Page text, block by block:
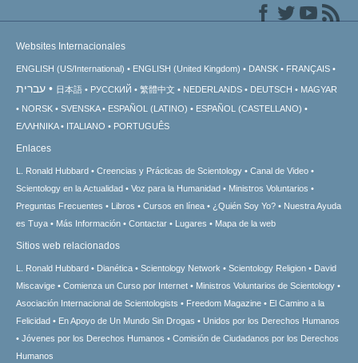
Websites Internacionales
ENGLISH (US/International) ENGLISH (United Kingdom) DANSK FRANÇAIS
עברית 日本語 РУССКИЙ 繁體中文 NEDERLANDS DEUTSCH
MAGYAR
NORSK
SVENSKA ESPAÑOL (LATINO)
ESPAÑOL (CASTELLANO)
ΕΛΛΗΝΙΚA
ITALIANO PORTUGUÊS
Enlaces
L. Ronald Hubbard Creencias y Prácticas de Scientology
Canal de Video
Scientology en la Actualidad
Voz para la Humanidad
Ministros Voluntarios
Preguntas Frecuentes
Libros Cursos en línea ¿Quién Soy Yo?
Nuestra Ayuda
es Tuya
Más Información Contactar Lugares Mapa de la web
Sitios web relacionados
L. Ronald Hubbard Dianética Scientology Network Scientology Religion
David
Miscavige
Comienza un Curso por Internet
Ministros Voluntarios de Scientology
Asociación Internacional de Scientologists
Freedom Magazine
El Camino a la
Felicidad
En Apoyo de Un Mundo Sin Drogas
Unidos por los Derechos Humanos
Jóvenes por los Derechos Humanos
Comisión de Ciudadanos por los Derechos
Humanos